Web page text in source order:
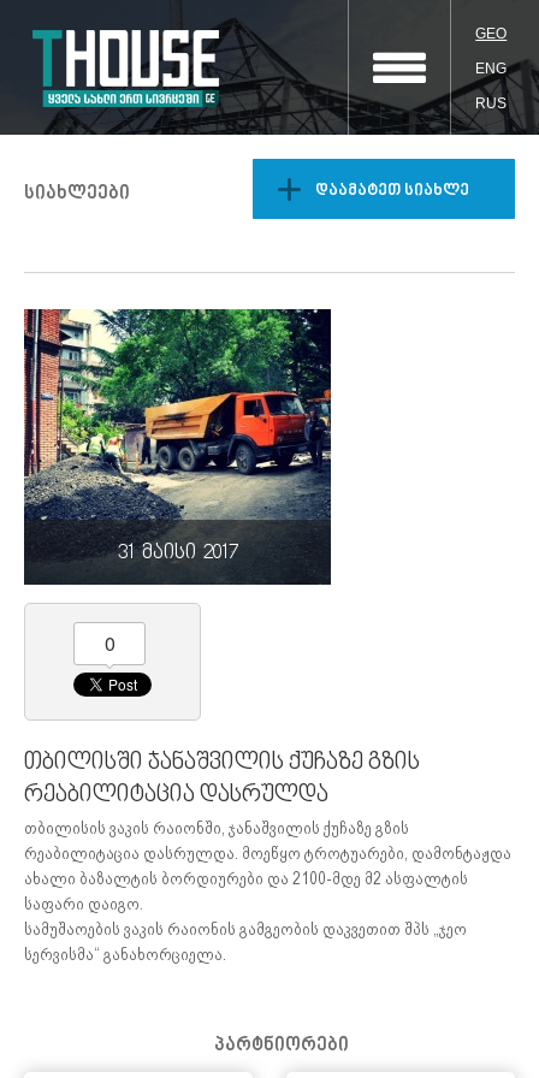
GEO
ENG
RUS
სიახლეები დაამატეთ სიახლე
31 მაისი 2017
0
თბილისში ჯანაშვილის ქუჩაზე გზის
რეაბილიტაცია დასრულდა
თბილისის ვაკის რაიონში, ჯანაშვილის ქუჩაზე გზის
რეაბილიტაცია დასრულდა. მოეწყო ტროტუარები, დამონტაჟდა
ახალი ბაზალტის ბორდიურები და 2100-მდე მ2 ასფალტის
საფარი დაიგო.
სამუშაოების ვაკის რაიონის გამგეობის დაკვეთით შპს „ჯეო
სერვისმა“ განახორციელა.
პარტნიორები